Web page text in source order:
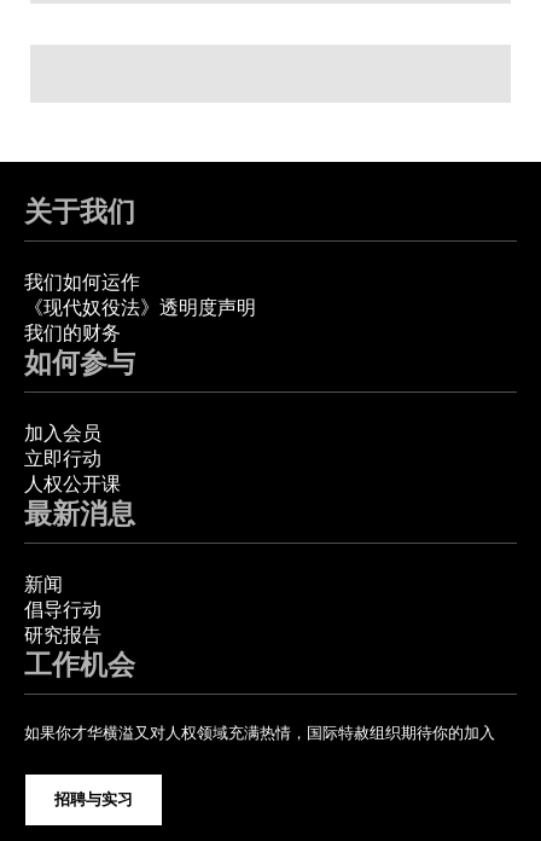
关于我们
我们如何运作
《现代奴役法》透明度声明
我们的财务
如何参与
加入会员
立即行动
人权公开课
最新消息
新闻
倡导行动
研究报告
工作机会
如果你才华横溢又对人权领域充满热情，国际特赦组织期待你的加入
招聘与实习